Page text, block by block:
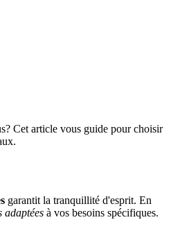
Cet article vous guide pour choisir
garantit la tranquillité d'esprit. En
adaptées à vos besoins spécifiques.